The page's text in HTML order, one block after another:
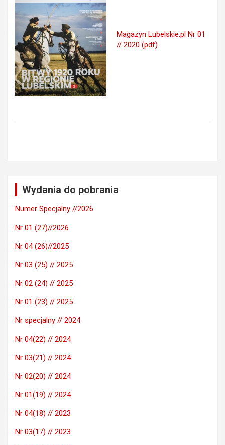
Magazyn Lubelskie.pl Nr 01
// 2020 (pdf)
Wydania do pobrania
Numer Specjalny //2026
Nr 01 (27)//2026
Nr 04 (26)//2025
Nr 03 (25) // 2025
Nr 02 (24) // 2025
Nr 01 (23) // 2025
Nr specjalny // 2024
Nr 04(22) // 2024
Nr 03(21) // 2024
Nr 02(20) // 2024
Nr 01(19) // 2024
Nr 04(18) // 2023
Nr 03(17) // 2023